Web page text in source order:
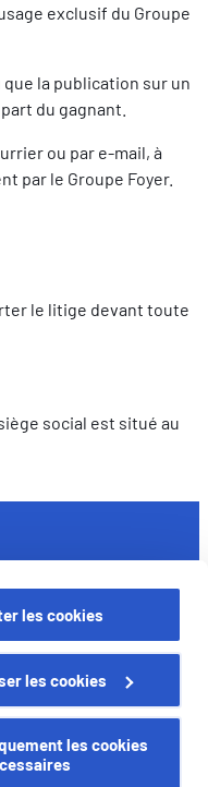
les cookies
les cookies
les cookies
exclusif du Groupe
la publication sur un
du gagnant.
ou par e-mail, à
par le Groupe Foyer.
le litige devant toute
social est situé au